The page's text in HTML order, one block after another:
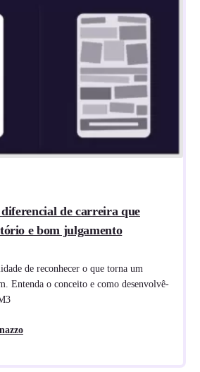
de carreira que
e bom julgamento
de reconhecer o que torna um
Entenda o conceito e como desenvolvê-